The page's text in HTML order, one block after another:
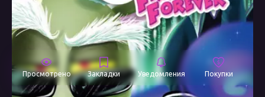
Просмотрено Закладки Уведомления Покупки